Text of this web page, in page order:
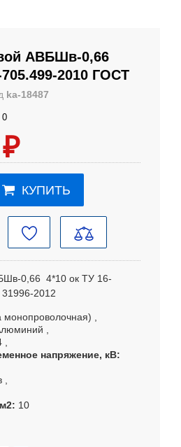
АВБШв-0,66
2010 ГОСТ
ka-18487
0
₽
КУПИТЬ
0,66 4*10 ок ТУ 16-
2012
монопроволочная)
напряжение, кВ
2
10